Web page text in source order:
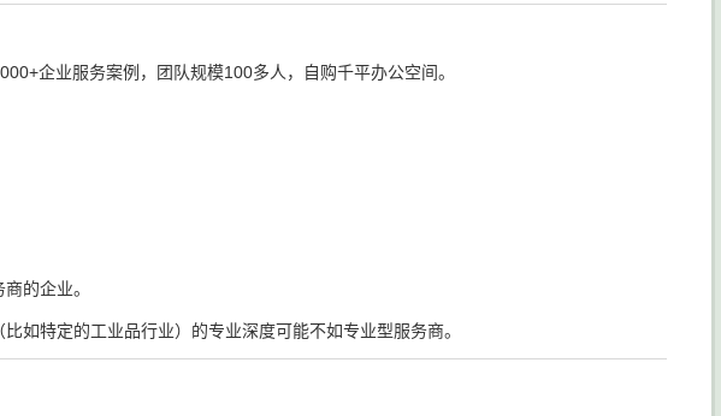
企业服务案例，团队规模100多人，自购千平办公空间。
的企业。
如特定的工业品行业）的专业深度可能不如专业型服务商。